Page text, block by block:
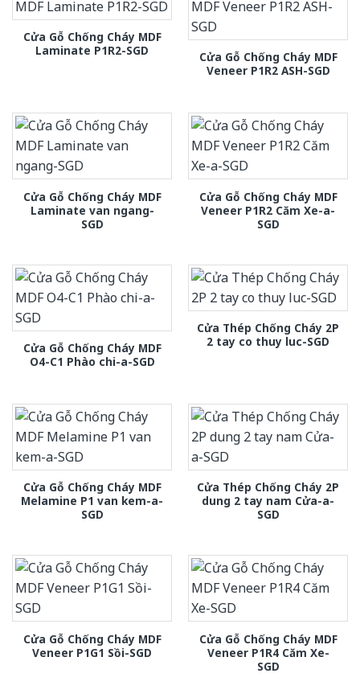
Cửa Gỗ Chống Cháy MDF
Laminate P1R2-SGD
Cửa Gỗ Chống Cháy MDF
Veneer P1R2 ASH-SGD
Cửa Gỗ Chống Cháy MDF
Laminate van ngang-
SGD
Cửa Gỗ Chống Cháy MDF
Veneer P1R2 Căm Xe-a-
SGD
Cửa Gỗ Chống Cháy MDF
O4-C1 Phào chi-a-SGD
Cửa Thép Chống Cháy 2P
2 tay co thuy luc-SGD
Cửa Gỗ Chống Cháy MDF
Melamine P1 van kem-a-
SGD
Cửa Thép Chống Cháy 2P
dung 2 tay nam Cửa-a-
SGD
Cửa Gỗ Chống Cháy MDF
Veneer P1G1 Sồi-SGD
Cửa Gỗ Chống Cháy MDF
Veneer P1R4 Căm Xe-
SGD